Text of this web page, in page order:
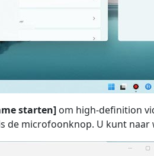
starten] om high-definition
de microfoonknop. U kunt